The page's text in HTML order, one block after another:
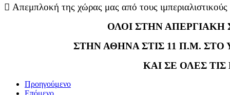
 Απεμπλοκή της χώρας μας από τους
ΟΛΟΙ ΣΤΗΝ
ΣΤΗΝ ΑΘΗΝΑ ΣΤΙΣ 11 Π.Μ. ΣΤΟ
ΚΑΙ ΣΕ ΟΛΕΣ ΤΙΣ
Προηγούμενο
Επόμενο